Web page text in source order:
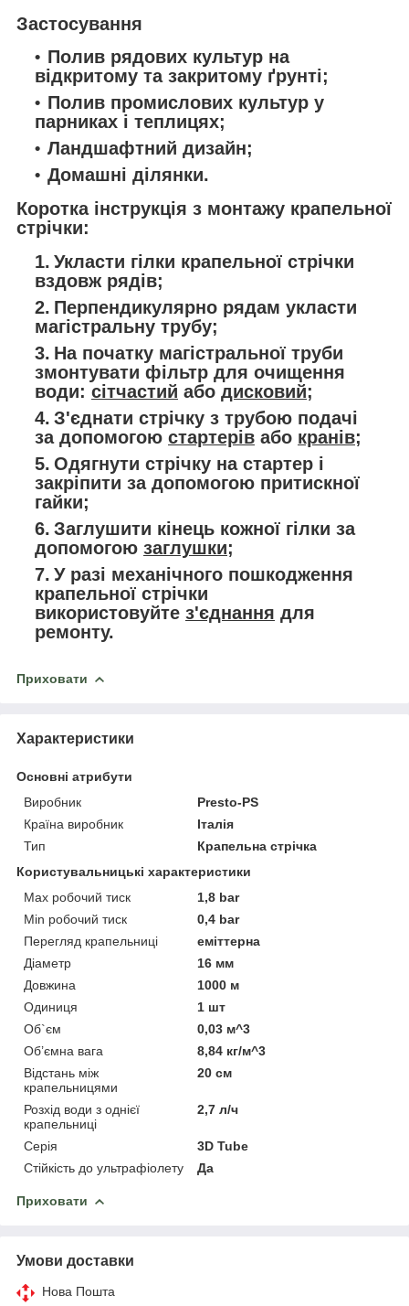
Застосування
Полив рядових культур на
відкритому та закритому ґрунті;
Полив промислових культур у
парниках і теплицях;
Ландшафтний дизайн;
Домашні ділянки.
Коротка інструкція з монтажу крапельної
стрічки:
Укласти гілки крапельної стрічки
вздовж рядів;
Перпендикулярно рядам укласти
магістральну трубу;
На початку магістральної труби
змонтувати фільтр для очищення
води: сітчастий або дисковий;
З'єднати стрічку з трубою подачі
за допомогою стартерів або кранів;
Одягнути стрічку на стартер і
закріпити за допомогою притискної
гайки;
Заглушити кінець кожної гілки за
допомогою заглушки;
У разі механічного пошкодження
крапельної стрічки
використовуйте з'єднання для
ремонту.
Приховати
Характеристики
Основні атрибути
Виробник
Presto-PS
Країна виробник
Італія
Тип
Крапельна стрічка
Користувальницькі характеристики
Max робочий тиск
1,8 bar
Min робочий тиск
0,4 bar
Перегляд крапельниці
еміттерна
Діаметр
16 мм
Довжина
1000 м
Одиниця
1 шт
Об`єм
0,03 м^3
Об’ємна вага
8,84 кг/м^3
Відстань між
крапельницями
20 см
Розхід води з однієї
крапельниці
2,7 л/ч
Серія
3D Tube
Стійкість до ультрафіолету
Да
Приховати
Умови доставки
Нова Пошта